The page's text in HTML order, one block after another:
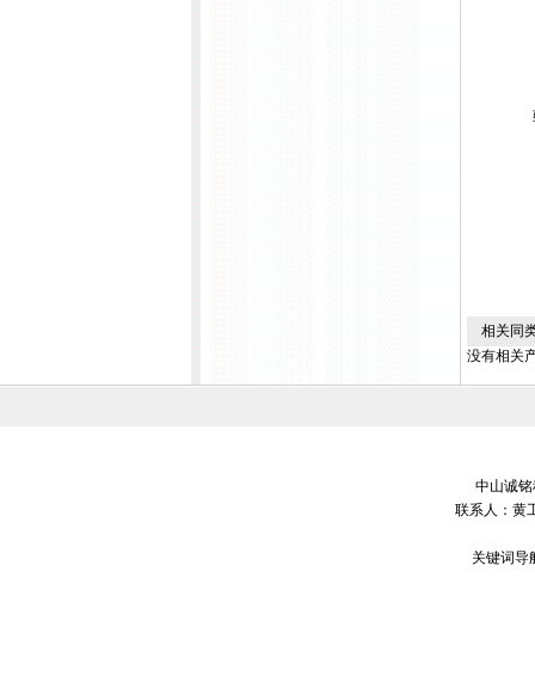
相关同
没有相关
中山诚铭
联系人：黄
关键词导